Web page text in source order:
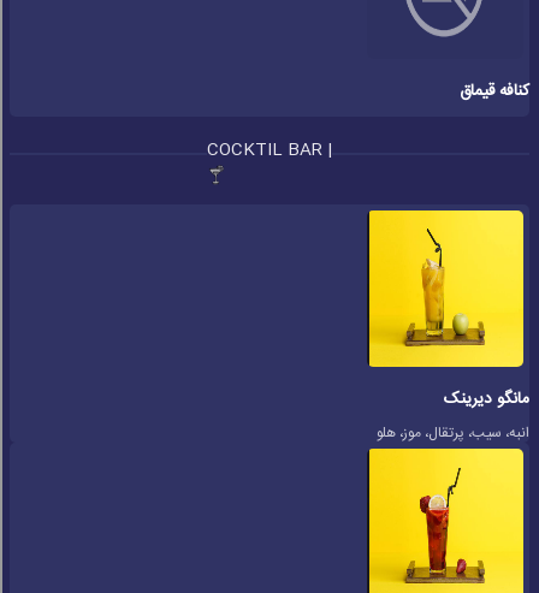
کنافه قیماق
COCKTIL BAR |
مانگو دیرینک
انبه، سیب، پرتقال، موز، هلو